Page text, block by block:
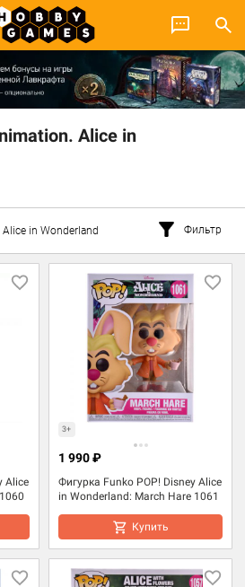
Alice in
in Wonderland Фильтр
Alice
3+
Фигурка Funko POP! Disney Alice
in Wonderland: March Hare 1061
1 990 ₽
Купить